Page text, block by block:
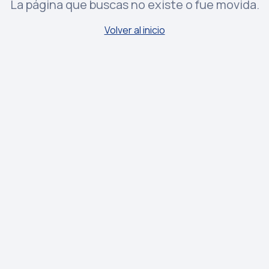
La página que buscas no existe o fue movida.
Volver al inicio